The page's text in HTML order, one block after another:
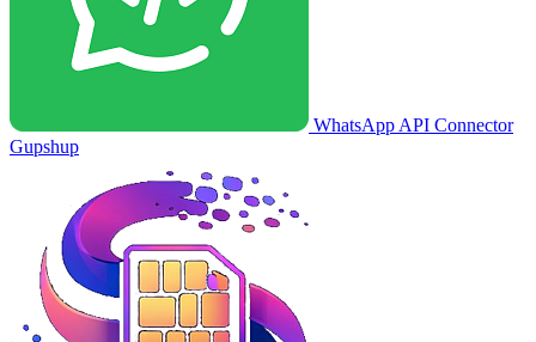
WhatsApp API Connector
Gupshup